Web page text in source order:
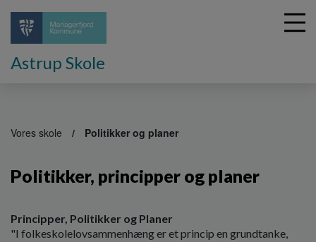
Astrup Skole
Vores skole Politikker og planer
Politikker, principper og planer
Principper, Politikker og Planer
"I folkeskolelovsammenhæng er et princip en grundtanke,